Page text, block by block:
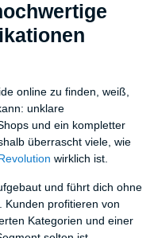
online zu finden, weiß,
unklare
und ein kompletter
überrascht viele, wie
wirklich ist.
und führt dich ohne
Kunden profitieren von
Kategorien und einer